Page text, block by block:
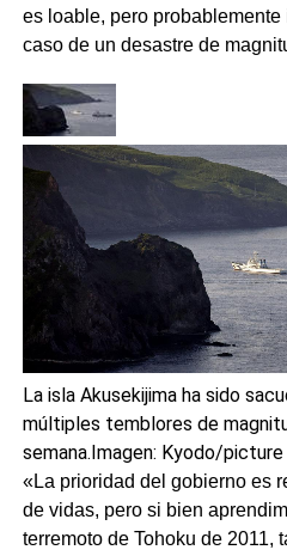
es loable, pero
caso de un desastre de
La isla Akusekijima ha sido
múltiples temblores de
semana. Imagen: Kyodo/
«La prioridad del gobierno es
de vidas, pero si bien
terremoto de Tohoku de 2011,